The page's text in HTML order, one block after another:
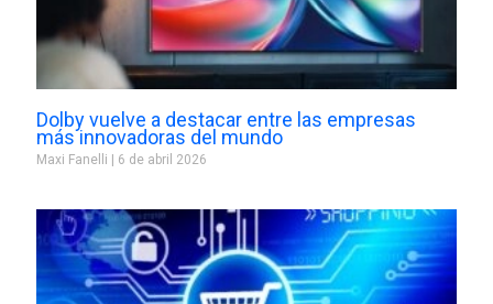
Dolby vuelve a destacar entre las empresas
más innovadoras del mundo
Maxi Fanelli 6 de abril 2026